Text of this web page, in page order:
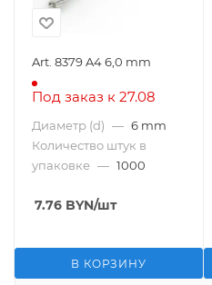
Art. 8379 A4 6,0 mm
Под заказ к 27.08
Диаметр (d) — 6 mm
Количество штук в
упаковке — 1000
7.76 BYN/шт
В КОРЗИНУ